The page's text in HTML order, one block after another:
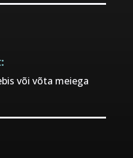
või võta meiega